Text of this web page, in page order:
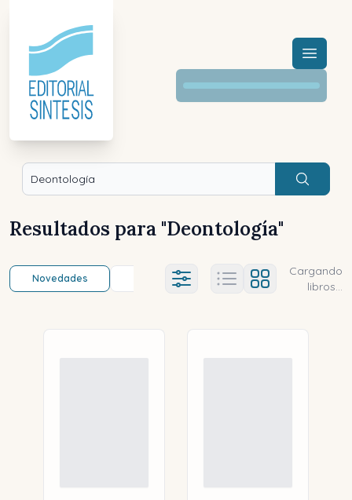
Menú
Buscar
Resultados para "Deontología"
Novedades Título (a-z) Título (z-a)
Ajustes abierto
Cargando
libros...